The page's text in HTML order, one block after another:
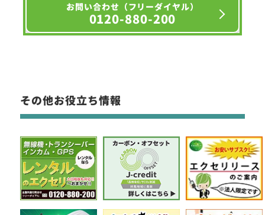
お問い合わせ（フリーダイヤル）
0120-880-200
その他お役立ち情報